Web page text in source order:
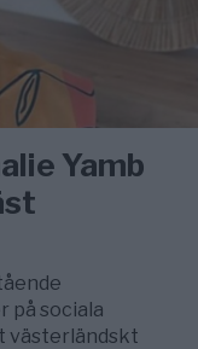
Yamb
på sociala
västerländskt